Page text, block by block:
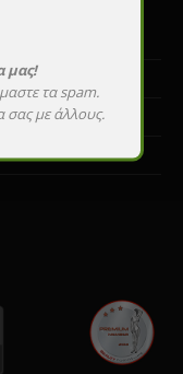
μας!
τα spam.
σας με άλλους.